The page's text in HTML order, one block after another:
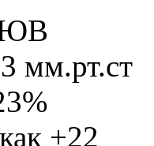
ЮВ
мм.рт.ст
+22